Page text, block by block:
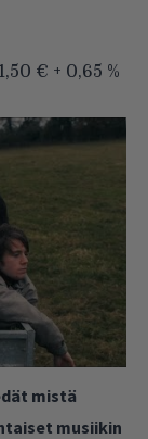
€ + 0,65 %
mistä
musiikin